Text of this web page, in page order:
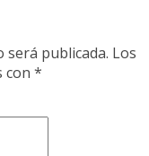
será publicada. Los
con *